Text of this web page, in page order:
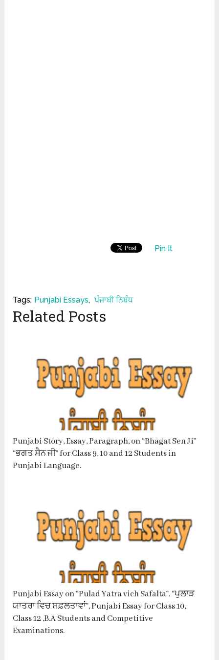
Pin It
Tags: Punjabi Essays, ਪੰਜਾਬੀ ਨਿਬੰਧ
Related Posts
Punjabi Story, Essay, Paragraph, on “Bhagat Sen Ji”
“ਭਗਤ ਸੈਨ ਜੀ” for Class 9, 10 and 12 Students in
Punjabi Language.
Punjabi Essay on “Pulad Yatra vich Safalta”, “ਪੁਲਾੜ
ਯਾਤਰਾ ਵਿਚ ਸਫ਼ਲਤਾਵਾਂ”, Punjabi Essay for Class 10,
Class 12 ,B.A Students and Competitive
Examinations.